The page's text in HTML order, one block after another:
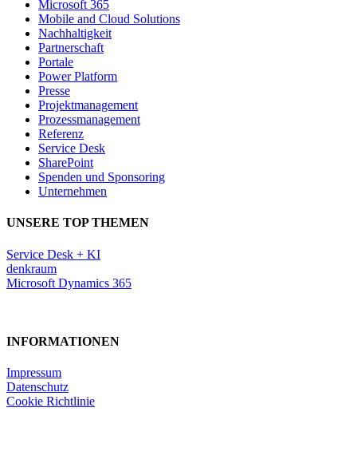
Microsoft 365
Mobile and Cloud Solutions
Nachhaltigkeit
Partnerschaft
Portale
Power Platform
Presse
Projektmanagement
Prozessmanagement
Referenz
Service Desk
SharePoint
Spenden und Sponsoring
Unternehmen
UNSERE TOP THEMEN
Service Desk + KI
denkraum
Microsoft Dynamics 365
INFORMATIONEN
Impressum
Datenschutz
Cookie Richtlinie